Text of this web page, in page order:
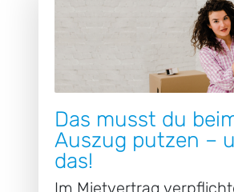
Das musst du
Auszug putzen –
das!
Im Mietvertrag